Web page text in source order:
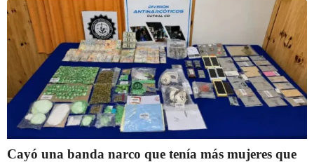
Cayó una banda narco que tenía más mujeres que